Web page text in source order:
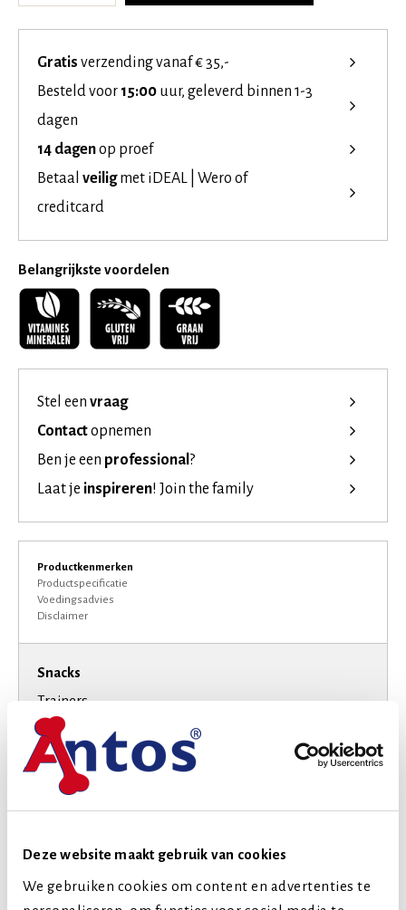
Deze website maakt gebruik van cookies
We gebruiken cookies om content en advertenties te
Gratis verzending vanaf € 35,-
Besteld voor 15:00 uur, geleverd binnen 1-3
dagen
14 dagenop proef
Betaal veiligmet iDEAL | Wero of
creditcard
Belangrijkste voordelen
Stel een vraag
Contactopnemen
Ben je een professional ?
Laat je inspireren! Join the family
Productkenmerken
Productspecificatie
Voedingsadvies
Disclaimer
Snacks
Trainers
Soft Treats
Vitaminen & Mineralen
Speciaal Dieet
Glutenvrij
Smaak
Vis